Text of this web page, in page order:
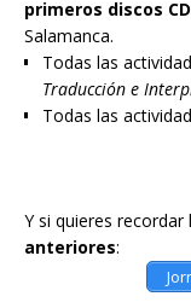
primeros discos
Salamanca.
Todas las
Traducción e
Todas las
Y si quieres recordar
anteriores: